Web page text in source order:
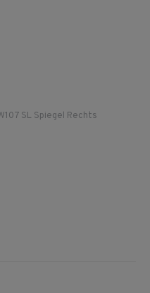
SL Spiegel Rechts